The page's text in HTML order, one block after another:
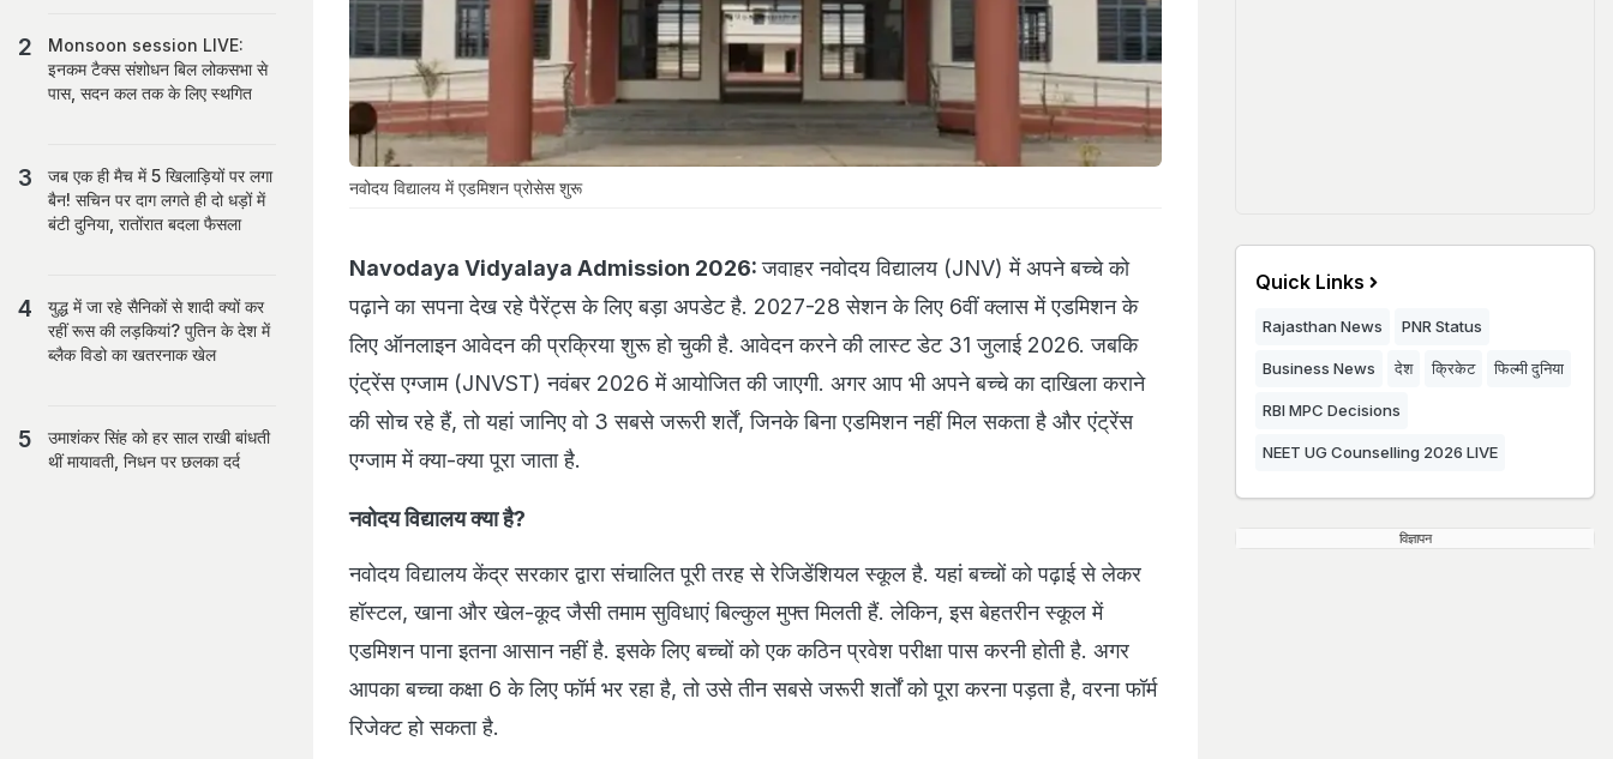
नवोदय विद्यालय में एडमिशन प्रोसेस शुरू
Navodaya Vidyalaya Admission 2026:जवाहर नवोदय विद्यालय (JNV) में अपने बच्चे को
पढ़ाने का सपना देख रहे पैरेंट्स के लिए बड़ा अपडेट है. 2027-28 सेशन के लिए 6वीं क्लास में एडमिशन के
लिए ऑनलाइन आवेदन की प्रक्रिया शुरू हो चुकी है. आवेदन करने की लास्ट डेट 31 जुलाई 2026. जबकि
एंट्रेंस एग्जाम (JNVST) नवंबर 2026 में आयोजित की जाएगी. अगर आप भी अपने बच्चे का दाखिला कराने
की सोच रहे हैं, तो यहां जानिए वो 3 सबसे जरूरी शर्तें, जिनके बिना एडमिशन नहीं मिल सकता है और एंट्रेंस
एग्जाम में क्या-क्या पूरा जाता है.
नवोदय विद्यालय क्या है?
नवोदय विद्यालय केंद्र सरकार द्वारा संचालित पूरी तरह से रेजिडेंशियल स्कूल है. यहां बच्चों को पढ़ाई से लेकर
हॉस्टल, खाना और खेल-कूद जैसी तमाम सुविधाएं बिल्कुल मुफ्त मिलती हैं. लेकिन, इस बेहतरीन स्कूल में
एडमिशन पाना इतना आसान नहीं है. इसके लिए बच्चों को एक कठिन प्रवेश परीक्षा पास करनी होती है. अगर
आपका बच्चा कक्षा 6 के लिए फॉर्म भर रहा है, तो उसे तीन सबसे जरूरी शर्तों को पूरा करना पड़ता है, वरना फॉर्म
रिजेक्ट हो सकता है.
Monsoon session LIVE:
इनकम टैक्स संशोधन बिल लोकसभा से
पास, सदन कल तक के लिए स्थगित
जब एक ही मैच में 5 खिलाड़ियों पर लगा
बैन! सचिन पर दाग लगते ही दो धड़ों में
बंटी दुनिया, रातोंरात बदला फैसला
युद्ध में जा रहे सैनिकों से शादी क्यों कर
रहीं रूस की लड़कियां? पुतिन के देश में
ब्लैक विडो का खतरनाक खेल
उमाशंकर सिंह को हर साल राखी बांधती
थीं मायावती, न‍िधन पर छलका दर्द
Quick Links
Rajasthan News PNR Status
Business News देश क्रिकेट फिल्मी दुनिया
RBI MPC Decisions
NEET UG Counselling 2026 LIVE
विज्ञापन